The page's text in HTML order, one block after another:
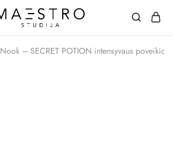
Nook – SECRET POTION intensyvaus poveikio